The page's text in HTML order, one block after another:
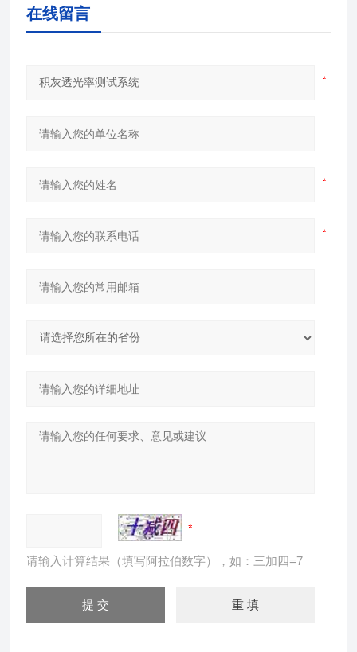
在线留言
请输入计算结果（填写阿拉伯数字），如：三加四=7